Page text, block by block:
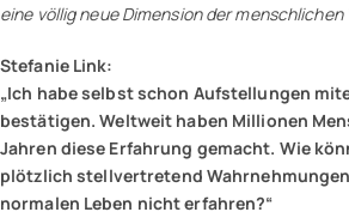
eine völlig neue Dimension der menschlichen
Stefanie Link:
„Ich habe selbst schon Aufstellungen
bestätigen. Weltweit haben Millionen
Jahren diese Erfahrung gemacht. Wie
plötzlich stellvertretend
normalen Leben nicht erfahren?“